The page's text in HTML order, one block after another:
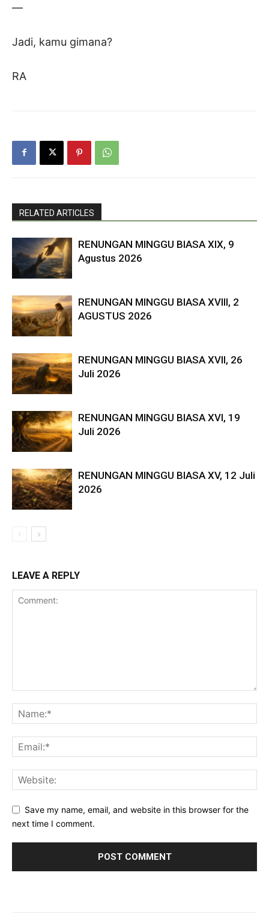
—
Jadi, kamu gimana?
RA
RELATED ARTICLES
RENUNGAN MINGGU BIASA XIX, 9
Agustus 2026
RENUNGAN MINGGU BIASA XVIII, 2
AGUSTUS 2026
RENUNGAN MINGGU BIASA XVII, 26
Juli 2026
RENUNGAN MINGGU BIASA XVI, 19
Juli 2026
RENUNGAN MINGGU BIASA XV, 12 Juli
2026
LEAVE A REPLY
Save my name, email, and website in this browser for the
next time I comment.